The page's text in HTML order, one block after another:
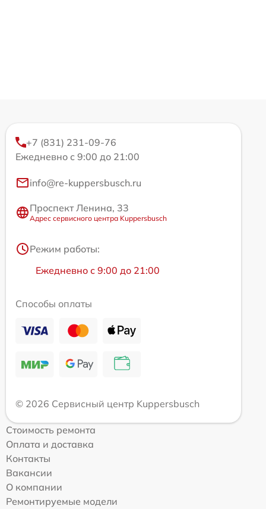
+7 (831) 231-09-76
Ежедневно с 9:00 до 21:00
info@re-kuppersbusch.ru
Проспект Ленина, 33
Адрес сервисного центра Kuppersbusch
Режим работы:
Ежедневно с 9:00 до 21:00
Способы оплаты
© 2026 Сервисный центр Kuppersbusch
Стоимость ремонта
Оплата и доставка
Контакты
Вакансии
О компании
Ремонтируемые модели